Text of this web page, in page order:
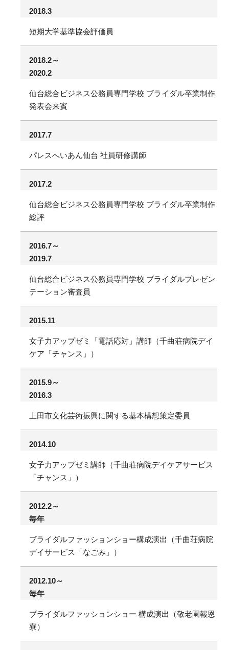
2018.3
短期大学基準協会評価員
2018.2～
2020.2
仙台総合ビジネス公務員専門学校 ブライダル卒業制作
発表会来賓
2017.7
パレスへいあん仙台 社員研修講師
2017.2
仙台総合ビジネス公務員専門学校 ブライダル卒業制作
総評
2016.7～
2019.7
仙台総合ビジネス公務員専門学校 ブライダルプレゼン
テーション審査員
2015.11
女子力アップゼミ「電話応対」講師（千曲荘病院デイ
ケア「チャンス」）
2015.9～
2016.3
上田市文化芸術振興に関する基本構想策定委員
2014.10
女子力アップゼミ講師（千曲荘病院デイケアサービス
「チャンス」）
2012.2～
毎年
ブライダルファッションショー構成演出（千曲荘病院
デイサービス「なごみ」）
2012.10～
毎年
ブライダルファッションショー 構成演出（敬老園報恩
寮）